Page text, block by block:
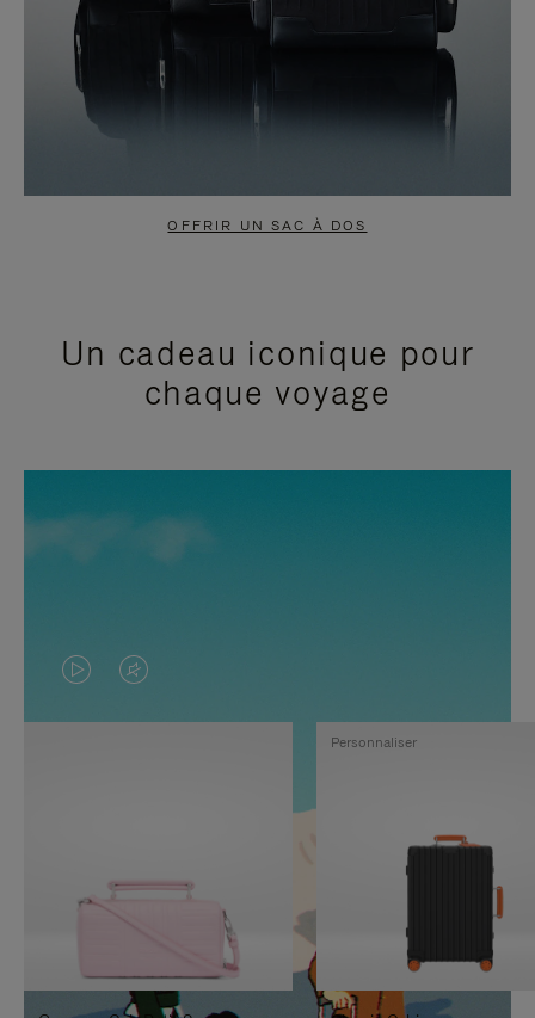
OFFRIR UN SAC À DOS
Un cadeau iconique pour
chaque voyage
LA
VIDÉO
PAUSE,
APPUYEZ
SUR
LE
SON
DÉSACTIVÉ.
VEUILLEZ
Personnaliser